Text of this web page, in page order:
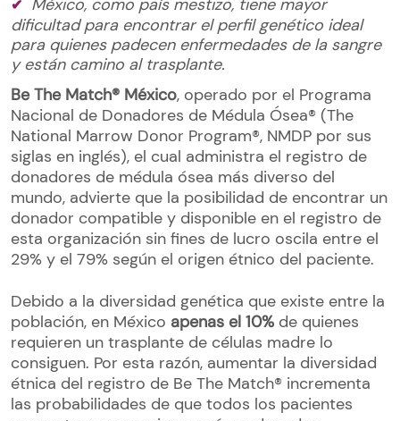
México, como país mestizo, tiene mayor
dificultad para encontrar el perfil genético ideal
para quienes padecen enfermedades de la sangre
y están camino al trasplante.
Be The Match® México, operado por el Programa
Nacional de Donadores de Médula Ósea® (The
National Marrow Donor Program®, NMDP por sus
siglas en inglés), el cual administra el registro de
donadores de médula ósea más diverso del
mundo, advierte que la posibilidad de encontrar un
donador compatible y disponible en el registro de
esta organización sin fines de lucro oscila entre el
29% y el 79% según el origen étnico del paciente.
Debido a la diversidad genética que existe entre la
población, en México apenas el 10% de quienes
requieren un trasplante de células madre lo
consiguen. Por esta razón, aumentar la diversidad
étnica del registro de Be The Match® incrementa
las probabilidades de que todos los pacientes